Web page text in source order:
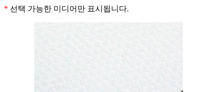
* 선택 가능한 미디어만 표시됩니다.